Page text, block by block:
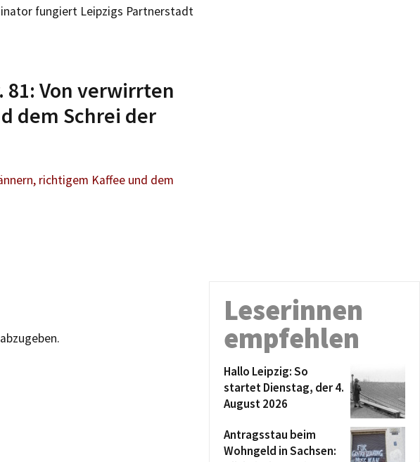
fungiert Leipzigs Partnerstadt
81: Von verwirrten
dem Schrei der
richtigem Kaffee und dem
Leserinnen
empfehlen
Hallo Leipzig: So
startet Dienstag, der 4.
August 2026
Antragsstau beim
Wohngeld in Sachsen: